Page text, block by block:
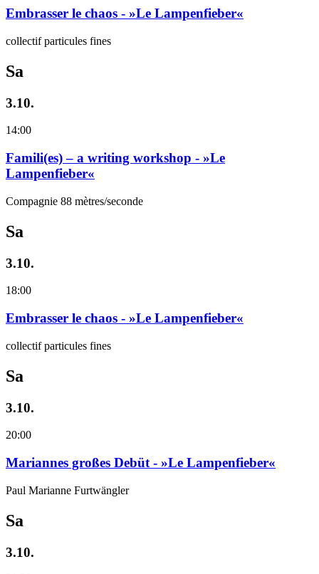
Embrasser le chaos - »Le Lampenfieber«
collectif particules fines
Sa
3.10.
14:00
Famili(es) – a writing workshop - »Le
Lampenfieber«
Compagnie 88 mètres/seconde
Sa
3.10.
18:00
Embrasser le chaos - »Le Lampenfieber«
collectif particules fines
Sa
3.10.
20:00
Mariannes großes Debüt - »Le Lampenfieber«
Paul Marianne Furtwängler
Sa
3.10.